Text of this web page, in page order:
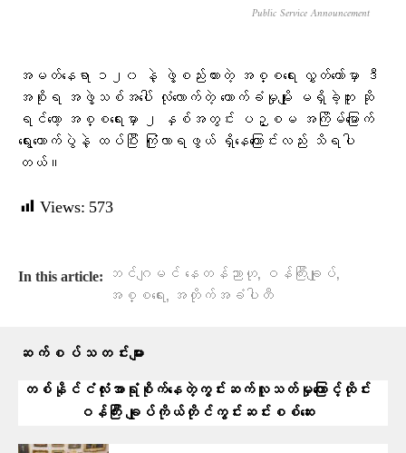
Public Service Announcement
အမတ်နေရာ ၁၂၀ နဲ့ ဖွဲ့စည်းထားတဲ့ အစ္စရေး လွှတ်တော်မှာ ဒီ
အစိုးရ အဖွဲ့သစ်အပေါ် လုံလောက်တဲ့ ထောက်ခံမှုမျိုး မရှိခဲ့ဘူး ဆို
ရင်တော့ အစ္စရေးမှာ ၂ နှစ်အတွင်း ပဉ္စမ အကြိမ်မြောက်
ရွေးကောက်ပွဲနဲ့ ထပ်ပြီး ကြုံလာရဖွယ် ရှိနေကြောင်းလည်း သိရပါ
တယ်။
Views: 573
In this article: ဘင်ဂျမင် နေတန်ညာဟု, ဝန်ကြီးချုပ်,
အစ္စရေး, အတိုက်အခံပါတီ
ဆက်စပ်သတင်းများ
တစ်နိုင်ငံလုံးအာရုံစိုက်နေတဲ့ကွင်းဆက်လူသတ်မှုကြောင့်ထိုင်း
ဝန်ကြီး ချုပ်ကိုယ်တိုင်ကွင်းဆင်းစစ်ဆေး